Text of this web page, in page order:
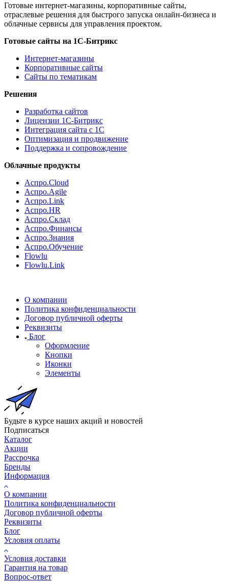
Готовые интернет-магазины, корпоративные сайты,
отраслевые решения для быстрого запуска онлайн-бизнеса и
облачные сервисы для управления проектом.
Готовые сайты на 1С-Битрикс
Интернет-магазины
Корпоративные сайты
Сайты по тематикам
Решения
Разработка сайтов
Лицензии 1С-Битрикс
Интеграция сайта с 1С
Оптимизация и продвижение
Поддержка и сопровождение
Облачные продукты
Аспро.Cloud
Аспро.Agile
Аспро.Link
Аспро.HR
Аспро.Склад
Аспро.Финансы
Аспро.Знания
Аспро.Обучение
Flowlu
Flowlu.Link
О компании
Политика конфиденциальности
Договор публичной оферты
Реквизиты
Блог
Оформление
Кнопки
Иконки
Элементы
Будьте в курсе наших акций и новостей
Подписаться
Каталог
Акции
Рассрочка
Бренды
Информация
О компании
Политика конфиденциальности
Договор публичной оферты
Реквизиты
Блог
Условия оплаты
Условия доставки
Гарантия на товар
Вопрос-ответ